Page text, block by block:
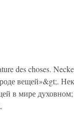
des choses.
вещей»&gt;.
в мире